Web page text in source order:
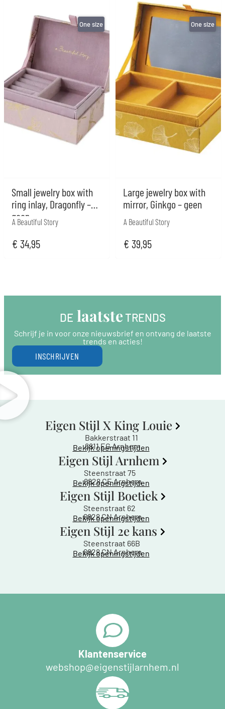
Small jewelry box with
ring inlay, Dragonfly –
geen
A Beautiful Story
€ 34,95
One size
Large jewelry box with
mirror, Ginkgo – geen
A Beautiful Story
€ 39,95
One size
DE laatste TRENDS
Schrijf je in voor onze nieuwsbrief en ontvang de laatste
trends en acties!
INSCHRIJVEN
Eigen Stijl X King Louie
Bakkerstraat 11
6811 EG Arnhem
Bekijk openingstijden
Eigen Stijl Arnhem
Steenstraat 75
6828 CE Arnhem
Bekijk openingstijden
Eigen Stijl Boetiek
Steenstraat 62
6828 CN Arnhem
Bekijk openingstijden
Eigen Stijl 2e kans
Steenstraat 66B
6828 CN Arnhem
Bekijk openingstijden
Klantenservice
webshop@eigenstijlarnhem.nl